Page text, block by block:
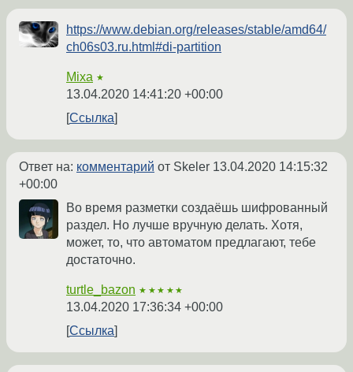
https://www.debian.org/releases/stable/amd64/
ch06s03.ru.html#di-partition
Mixa ★
13.04.2020 14:41:20 +00:00
Ссылка
Ответ на: комментарий от Skeler 13.04.2020 14:15:32
+00:00
Во время разметки создаёшь шифрованный
раздел. Но лучше вручную делать. Хотя,
может, то, что автоматом предлагают, тебе
достаточно.
turtle_bazon ★★★★★
13.04.2020 17:36:34 +00:00
Ссылка